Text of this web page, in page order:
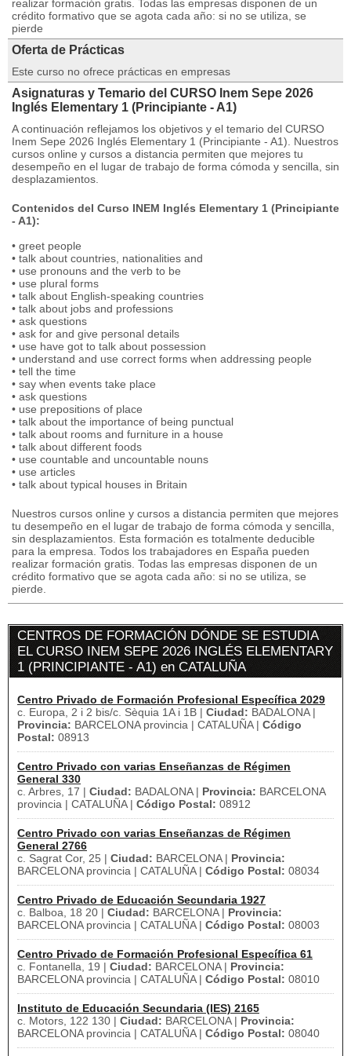
realizar formación gratis. Todas las empresas disponen de un
crédito formativo que se agota cada año: si no se utiliza, se
pierde
Oferta de Prácticas
Este curso no ofrece prácticas en empresas
Asignaturas y Temario del CURSO Inem Sepe 2026
Inglés Elementary 1 (Principiante - A1)
A continuación reflejamos los objetivos y el temario del CURSO
Inem Sepe 2026 Inglés Elementary 1 (Principiante - A1). Nuestros
cursos online y cursos a distancia permiten que mejores tu
desempeño en el lugar de trabajo de forma cómoda y sencilla, sin
desplazamientos.
Contenidos del Curso INEM Inglés Elementary 1 (Principiante
- A1):
• greet people
• talk about countries, nationalities and
• use pronouns and the verb to be
• use plural forms
• talk about English-speaking countries
• talk about jobs and professions
• ask questions
• ask for and give personal details
• use have got to talk about possession
• understand and use correct forms when addressing people
• tell the time
• say when events take place
• ask questions
• use prepositions of place
• talk about the importance of being punctual
• talk about rooms and furniture in a house
• talk about different foods
• use countable and uncountable nouns
• use articles
• talk about typical houses in Britain
Nuestros cursos online y cursos a distancia permiten que mejores
tu desempeño en el lugar de trabajo de forma cómoda y sencilla,
sin desplazamientos. Esta formación es totalmente deducible
para la empresa. Todos los trabajadores en España pueden
realizar formación gratis. Todas las empresas disponen de un
crédito formativo que se agota cada año: si no se utiliza, se
pierde.
CENTROS DE FORMACIÓN DÓNDE SE ESTUDIA
EL CURSO INEM SEPE 2026 INGLÉS ELEMENTARY
1 (PRINCIPIANTE - A1) en CATALUÑA
Centro Privado de Formación Profesional Específica 2029
c. Europa, 2 i 2 bis/c. Sèquia 1A i 1B | Ciudad: BADALONA |
Provincia: BARCELONA provincia | CATALUÑA | Código
Postal: 08913
Centro Privado con varias Enseñanzas de Régimen
General 330
c. Arbres, 17 | Ciudad: BADALONA | Provincia: BARCELONA
provincia | CATALUÑA | Código Postal: 08912
Centro Privado con varias Enseñanzas de Régimen
General 2766
c. Sagrat Cor, 25 | Ciudad: BARCELONA | Provincia:
BARCELONA provincia | CATALUÑA | Código Postal: 08034
Centro Privado de Educación Secundaria 1927
c. Balboa, 18 20 | Ciudad: BARCELONA | Provincia:
BARCELONA provincia | CATALUÑA | Código Postal: 08003
Centro Privado de Formación Profesional Específica 61
c. Fontanella, 19 | Ciudad: BARCELONA | Provincia:
BARCELONA provincia | CATALUÑA | Código Postal: 08010
Instituto de Educación Secundaria (IES) 2165
c. Motors, 122 130 | Ciudad: BARCELONA | Provincia:
BARCELONA provincia | CATALUÑA | Código Postal: 08040